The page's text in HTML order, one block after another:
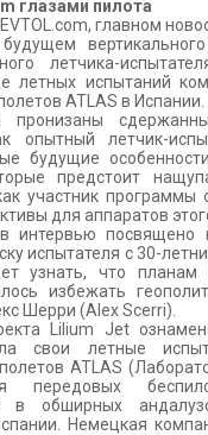
глазами пилота
главном
будущем
летчика-
летных испытаний
ATLAS в Испании.
пронизаны
опытный летчик-
будущие
предстоит
участник программы
для аппаратов
интервью посвящено
испытателя с 30-
узнать, что планам
избежать
Шерри (Alex Scerri).
Lilium Jet
свои летные
ATLAS
передовых
в обширных
Немецкая